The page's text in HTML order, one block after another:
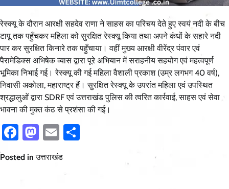
रेस्क्यू के दौरान आरक्षी सहदेव राणा ने साहस का परिचय देते हुए स्वयं नदी के बीच
टापू तक पहुँचकर महिला को सुरक्षित रेस्क्यू किया तथा अपने कंधों के सहारे नदी
पार कर सुरक्षित किनारे तक पहुँचाया। वहीं मुख्य आरक्षी वीरेंद्र पंवार एवं
पैरामेडिक्स अभिषेक व्यास द्वारा पूरे अभियान में सराहनीय सहयोग एवं महत्वपूर्ण
भूमिका निभाई गई। रेस्क्यू की गई महिला वैशाली प्रकाश (उम्र लगभग 40 वर्ष),
निवासी अकोला, महाराष्ट्र हैं। सुरक्षित रेस्क्यू के उपरांत महिला एवं उपस्थित
श्रद्धालुओं द्वारा SDRF एवं उत्तराखंड पुलिस की त्वरित कार्रवाई, साहस एवं सेवा
भावना की मुक्त कंठ से प्रशंसा की गई।
Facebook
Mastodon
Email
Posted inउत्तराखंड